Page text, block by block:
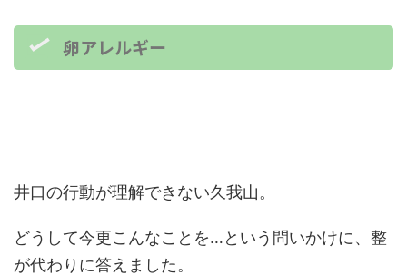
卵アレルギー
井口の行動が理解できない久我山。
どうして今更こんなことを…という問いかけに、整
が代わりに答えました。